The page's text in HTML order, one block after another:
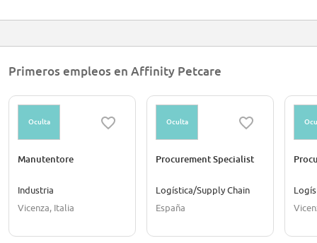
Primeros empleos en Affinity Petcare
Oculta
Manutentore
Industria
Vicenza, Italia
Oculta
Procurement Specialist
Logística/Supply Chain
España